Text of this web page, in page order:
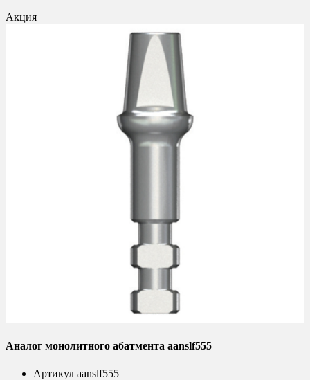
Акция
Аналог монолитного абатмента aanslf555
Артикул aanslf555